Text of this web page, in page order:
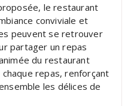
le restaurant
conviviale et
peuvent se retrouver
partager un repas
du restaurant
repas, renforçant
les délices de